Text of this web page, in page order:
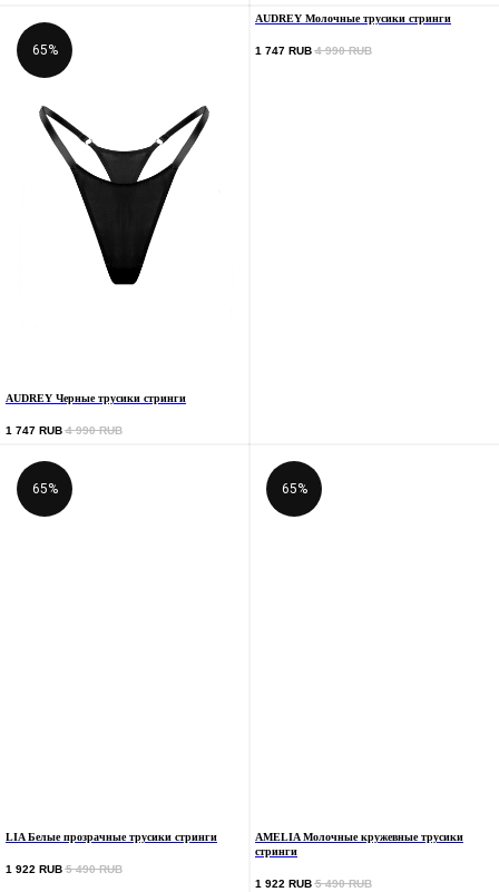
65%
AUDREY Черные трусики стринги
1 747 RUB 4 990 RUB
AUDREY Молочные трусики стринги
1 747 RUB 4 990 RUB
65%
LIA Белые прозрачные трусики стринги
1 922 RUB 5 490 RUB
65%
AMELIA Молочные кружевные трусики
стринги
1 922 RUB 5 490 RUB